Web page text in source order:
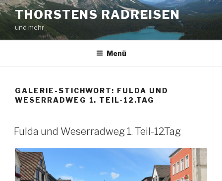
Zum
Inhalt
springen
THORSTENS RADREISEN
und mehr
Menü
GALERIE-STICHWORT: FULDA UND
WESERRADWEG 1. TEIL-12.TAG
Fulda und Weserradweg 1. Teil-12.Tag